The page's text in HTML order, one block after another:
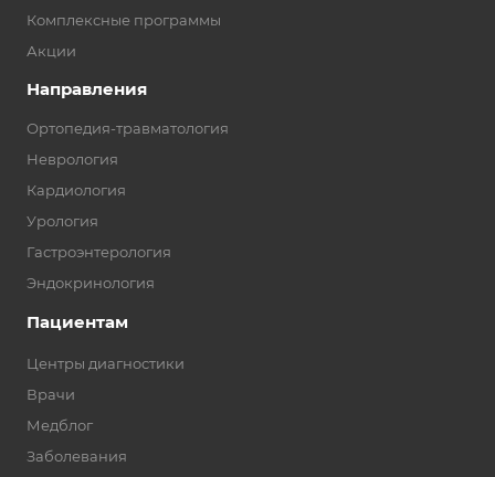
Комплексные программы
Акции
Направления
Ортопедия-травматология
Неврология
Кардиология
Урология
Гастроэнтерология
Эндокринология
Пациентам
Центры диагностики
Врачи
Медблог
Заболевания